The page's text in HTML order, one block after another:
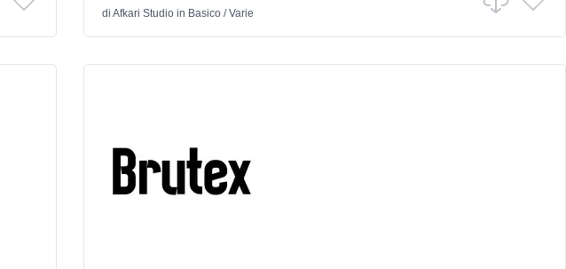
di Afkari Studioin Basico/Varie